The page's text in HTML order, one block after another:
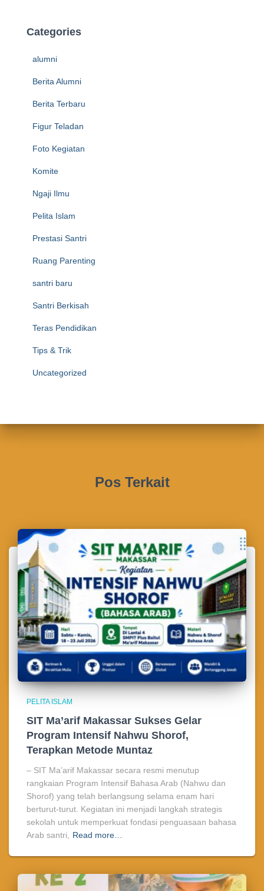
Categories
alumni
Berita Alumni
Berita Terbaru
Figur Teladan
Foto Kegiatan
Komite
Ngaji Ilmu
Pelita Islam
Prestasi Santri
Ruang Parenting
santri baru
Santri Berkisah
Teras Pendidikan
Tips & Trik
Uncategorized
Pos Terkait
PELITA ISLAM
SIT Ma’arif Makassar Sukses Gelar
Program Intensif Nahwu Shorof,
Terapkan Metode Muntaz
– SIT Ma’arif Makassar secara resmi menutup
rangkaian Program Intensif Bahasa Arab (Nahwu dan
Shorof) yang telah berlangsung selama enam hari
berturut-turut. Kegiatan ini menjadi langkah strategis
sekolah untuk memperkuat fondasi penguasaan bahasa
Arab santri,
Read more…